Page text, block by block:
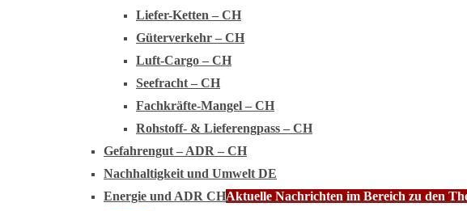
Liefer-Ketten – CH
Güterverkehr – CH
Luft-Cargo – CH
Seefracht – CH
Fachkräfte-Mangel – CH
Rohstoff- & Lieferengpass – CH
Gefahrengut – ADR – CH
Nachhaltigkeit und Umwelt DE
Energie und ADR CHAktuelle Nachrichten im Bereich zu den